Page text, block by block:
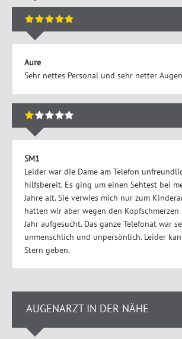
Aure
Sehr nettes Personal und sehr netter
SM1
Leider war die Dame am Telefon
hilfsbereit. Es ging um einen Sehtest bei
Jahre alt. Sie verwies mich nur zum
hatten wir aber wegen den
Jahr aufgesucht. Das ganze Telefonat war
unmenschlich und unpersönlich. Leider
Stern geben.
AUGENARZT IN DER NÄHE